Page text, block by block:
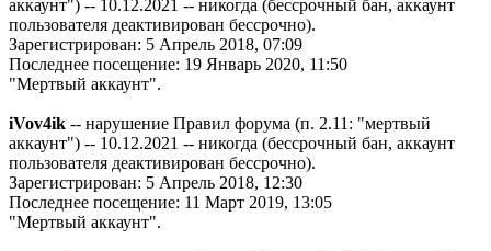
аккаунт") -- 10.12.2021 -- никогда (бессрочный бан, аккаунт
пользователя деактивирован бессрочно).
Зарегистрирован: 5 Апрель 2018, 07:09
Последнее посещение: 19 Январь 2020, 11:50
"Мертвый аккаунт".
iVov4ik -- нарушение Правил форума (п. 2.11: "мертвый
аккаунт") -- 10.12.2021 -- никогда (бессрочный бан, аккаунт
пользователя деактивирован бессрочно).
Зарегистрирован: 5 Апрель 2018, 12:30
Последнее посещение: 11 Март 2019, 13:05
"Мертвый аккаунт".